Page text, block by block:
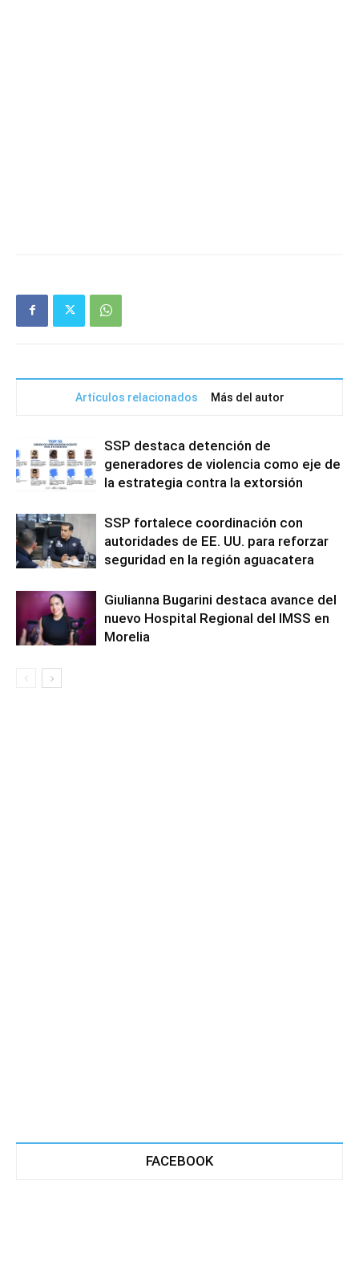
Artículos relacionados Más del autor
SSP destaca detención de
generadores de violencia como eje de
la estrategia contra la extorsión
SSP fortalece coordinación con
autoridades de EE. UU. para reforzar
seguridad en la región aguacatera
Giulianna Bugarini destaca avance del
nuevo Hospital Regional del IMSS en
Morelia
FACEBOOK